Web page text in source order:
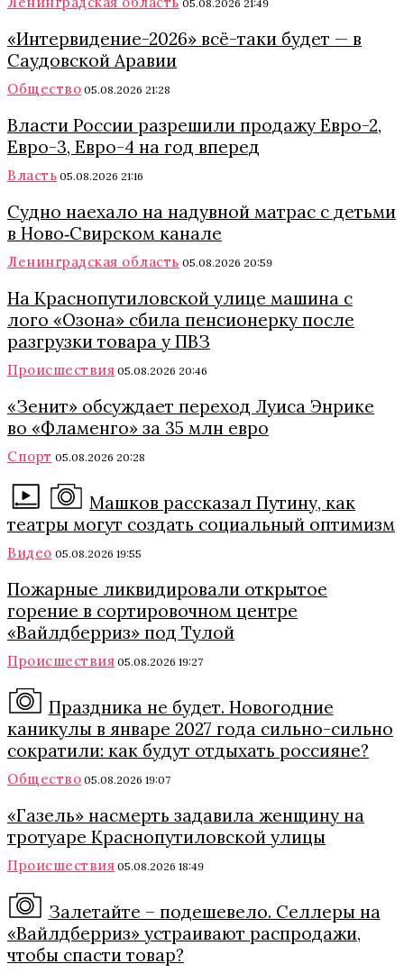
05.08.2026 21:49
«Интервидение-2026» всё-таки будет — в
Саудовской Аравии
Общество 05.08.2026 21:28
Власти России разрешили продажу Евро-2,
Евро-3, Евро-4 на год вперед
Власть 05.08.2026 21:16
Судно наехало на надувной матрас с детьми
в Ново‑Свирском канале
Ленинградская область 05.08.2026 20:59
На Краснопутиловской улице машина с
лого «Озона» сбила пенсионерку после
разгрузки товара у ПВЗ
Происшествия 05.08.2026 20:46
«Зенит» обсуждает переход Луиса Энрике
во «Фламенго» за 35 млн евро
Спорт 05.08.2026 20:28
Машков рассказал Путину, как
театры могут создать социальный оптимизм
Видео 05.08.2026 19:55
Пожарные ликвидировали открытое
горение в сортировочном центре
«Вайлдберриз» под Тулой
Происшествия 05.08.2026 19:27
Праздника не будет. Новогодние
каникулы в январе 2027 года сильно-сильно
сократили: как будут отдыхать россияне?
Общество 05.08.2026 19:07
«Газель» насмерть задавила женщину на
тротуаре Краснопутиловской улицы
Происшествия 05.08.2026 18:49
Залетайте – подешевело. Селлеры на
«Вайлдберриз» устраивают распродажи,
чтобы спасти товар?